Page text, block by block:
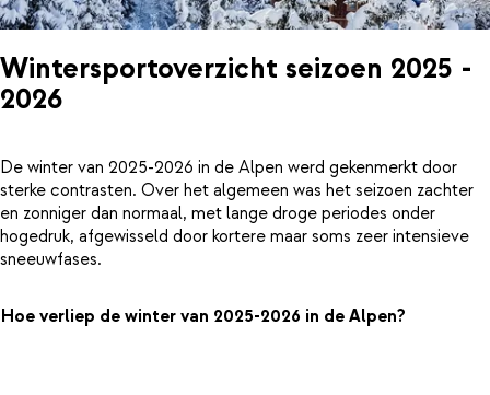
Wintersportoverzicht seizoen 2025 -
2026
De winter van 2025-2026 in de Alpen werd gekenmerkt door
sterke contrasten. Over het algemeen was het seizoen zachter
en zonniger dan normaal, met lange droge periodes onder
hogedruk, afgewisseld door kortere maar soms zeer intensieve
sneeuwfases.
Hoe verliep de winter van 2025-2026 in de Alpen?